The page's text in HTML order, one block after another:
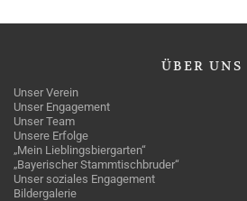
ÜBER UNS
Unser Verein
Unser Engagement
Unser Team
Unsere Erfolge
„Mein Lieblingsbiergarten“
„Bayerischer Stammtischbruder“
Unser soziales Engagement
Bildergalerie